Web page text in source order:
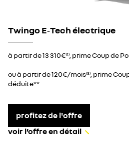
Twingo E‑Tech électrique
à partir de 13 310€(1) , prime Coup de
ou à partir de 120€/mois(3) , prime
déduite**
profitez de l'offre
voir l’offre en détail